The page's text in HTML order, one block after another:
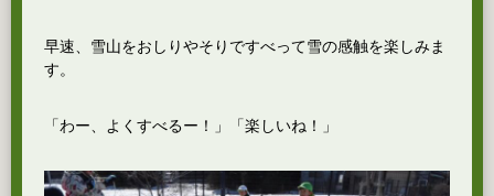
早速、雪山をおしりやそりですべって雪の感触を楽しみま
す。
「わー、よくすべるー！」「楽しいね！」